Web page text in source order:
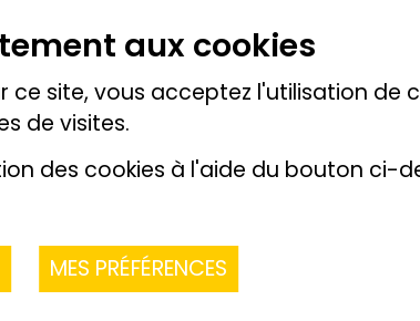
aux cookies
ce site, vous acceptez l'utilisation de
de visites.
des cookies à l'aide du bouton ci-
MES PRÉFÉRENCES